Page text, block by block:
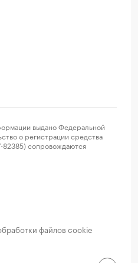
выдано Федеральной
о регистрации средства
сопровождаются
файлов cookie